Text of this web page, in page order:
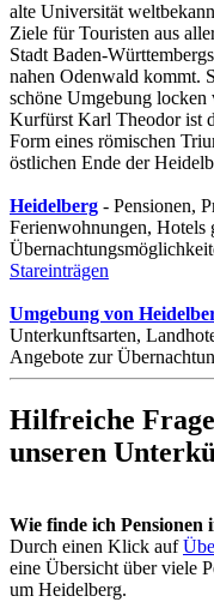
alte Universität
Ziele für Touristen aus
Stadt Baden-
nahen Odenwald kommt.
schöne Umgebung locken
Kurfürst Karl Theodor ist
Form eines römischen
östlichen Ende der
Heidelberg - Pensionen,
Ferienwohnungen, Hotels
Stareinträgen
Umgebung von
Unterkunftsarten,
Angebote zur
Hilfreiche
unseren
Wie finde ich Pensionen
Durch einen Klick auf
eine Übersicht über viele
um Heidelberg.